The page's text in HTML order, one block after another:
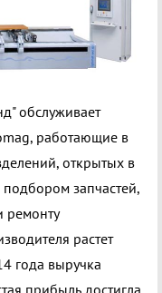
обслуживает
работающие в
открытых в
запчастей,
ремонту
растет
года выручка